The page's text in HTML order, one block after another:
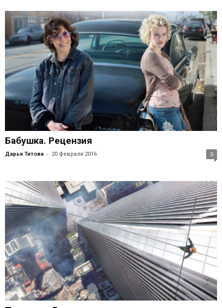
Бабушка. Рецензия
Дарья Титова - 20 февраля 2016 0